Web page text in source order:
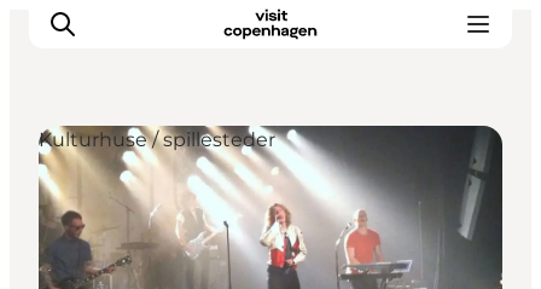
This is Copenhagen
Aktiviteter
Spis & drik
Kulturhuse / spillesteder